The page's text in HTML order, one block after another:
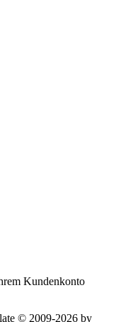
Kundenkonto
© 2009-2026 by